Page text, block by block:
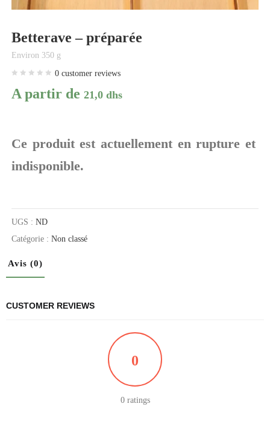
Betterave – préparée
Environ 350 g
0 customer reviews
A partir de21,0dhs
Ce produit est actuellement en rupture et
indisponible.
UGS :ND
Catégorie :Non classé
Avis (0)
CUSTOMER REVIEWS
0
0 ratings